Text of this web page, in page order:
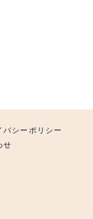
バシーポリシー
せ